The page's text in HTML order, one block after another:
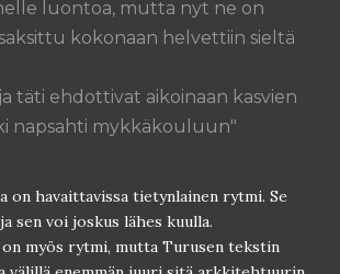
luontoa, mutta nyt ne on
kokonaan helvettiin sieltä
täti ehdottivat aikoinaan kasvien
napsahti mykkäkouluun"
on havaittavissa tietynlainen rytmi. Se
sen voi joskus lähes kuulla.
myös rytmi, mutta Turusen tekstin